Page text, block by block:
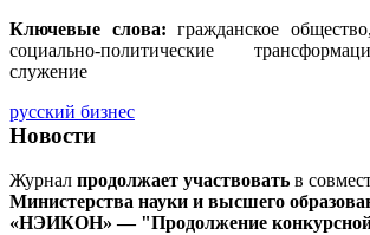
Ключевые слова: гражданское
социально-политические
служение
русский бизнес
Новости
Журнал продолжает участвовать в
Министерства науки и высшего
«НЭИКОН» — "Продолжение